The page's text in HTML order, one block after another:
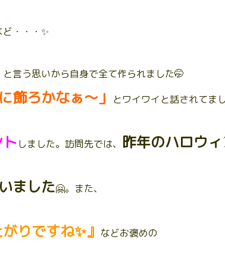
・・・✨
と言う思いから自身で全て作られました🤭
飾ろかなぁ～」 とワイワイと話されてま
しました。訪問先では、 昨年のハロウ
ました🤗。また、
りですね✨』 などお褒めの